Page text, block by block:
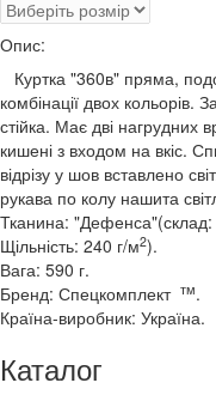
Опис:
Куртка "360в" пряма,
комбінації двох кольорів.
стійка. Має дві нагрудних
кишені з входом на вкіс.
відрізу у шов вставлено
рукава по колу нашита
Тканина: "Дефенса"(склад:
Щільність: 240 г/м2).
Вага: 590 г.
Бренд: Спецкомплект тм.
Країна-виробник: Україна.
Каталог